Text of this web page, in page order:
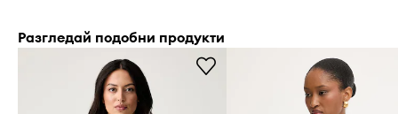
Разгледай подобни продукти